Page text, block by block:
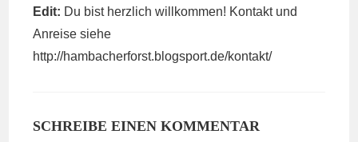
Edit: Du bist herzlich willkommen! Kontakt und
Anreise siehe
http://hambacherforst.blogsport.de/kontakt/
SCHREIBE EINEN KOMMENTAR